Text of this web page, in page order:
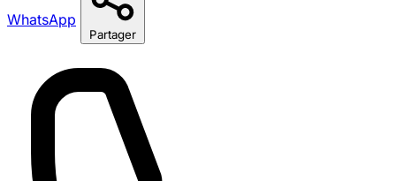
WhatsApp
Partager